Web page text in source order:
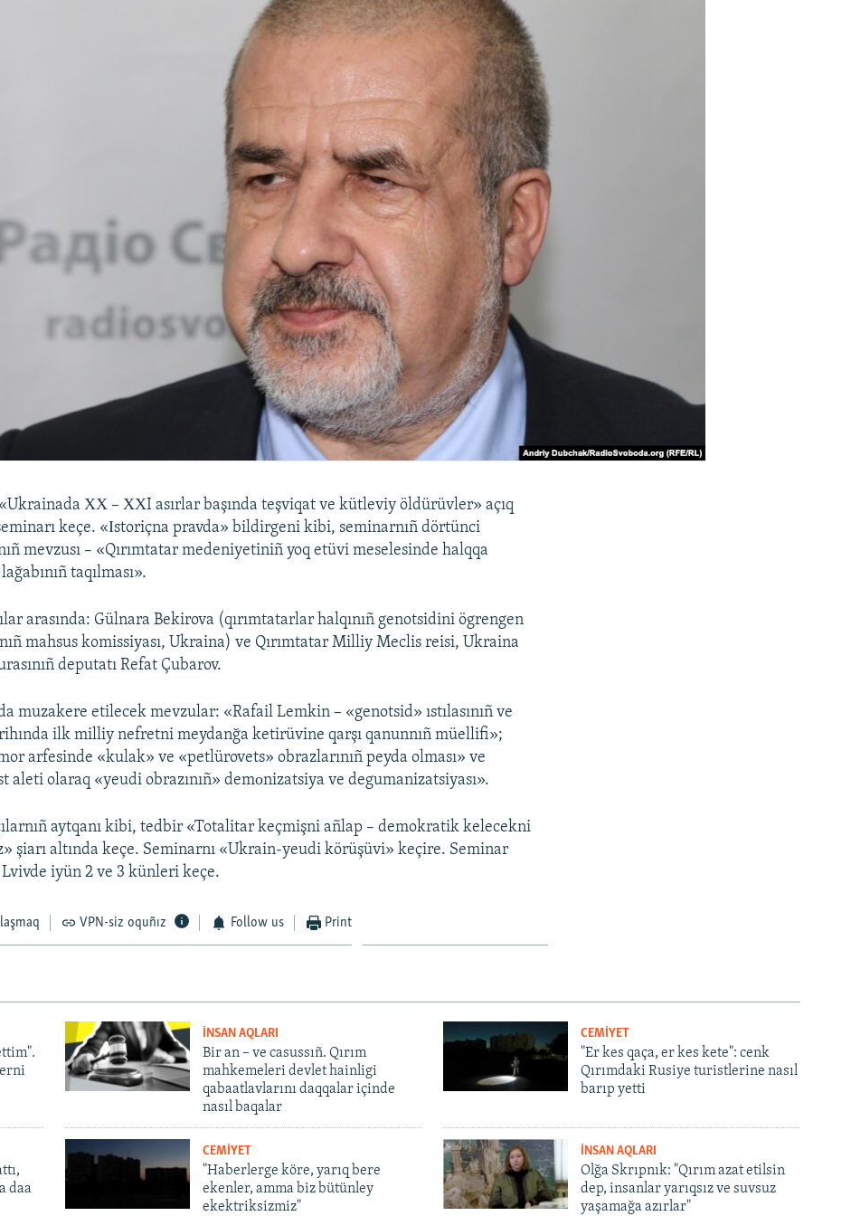
ХХ – ХХI asırlar başında teşviqat ve kütleviy öldürüvler» açıq
keçe. «Іstoriçna pravda» bildirgeni kibi, seminarnıñ dörtünci
mevzusı – «Qırımtatar medeniyetiniñ yoq etüvi meselesinde halqqa
taqılması».
arasında: Gülnara Bekirova (qırımtatarlar halqınıñ genotsidini ögrengen
mahsus komissiyası, Ukraina) ve Qırımtatar Milliy Meclis reisi, Ukraina
deputatı Refat Çubarov.
muzakere etilecek mevzular: «Rafail Lemkin – «genotsid» ıstılasınıñ ve
ilk milliy nefretni meydanğa ketirüvine qarşı qanunnıñ müellifi»;
arfesinde «kulak» ve «petlürovets» obrazlarınıñ peyda olması» ve
aleti olaraq «yeudi obrazınıñ» demоnizatsiya ve degumanizatsiyası».
aytqanı kibi, tedbir «Totalitar keçmişni añlap – demokratik kelecekni
şiarı altında keçe. Seminarnı «Ukrain-yeudi körüşüvi» keçire. Seminar
iyün 2 ve 3 künleri keçe.
VPN-siz oquñız Follow us Print
İNSAN AQLARI
Bir an – ve casussıñ. Qırım
mahkemeleri devlet hainligi
qabaatlavlarını daqqalar içinde
nasıl baqalar
CEMİYET
"Er kes qaça, er kes kete": cenk
Qırımdaki Rusiye turistlerine nasıl
barıp yetti
daa
CEMİYET
"Haberlerge köre, yarıq bere
ekenler, amma biz bütünley
ekektriksizmiz"
İNSAN AQLARI
Olğa Skrıpnık: "Qırım azat etilsin
dep, insanlar yarıqsız ve suvsuz
yaşamağa azırlar"